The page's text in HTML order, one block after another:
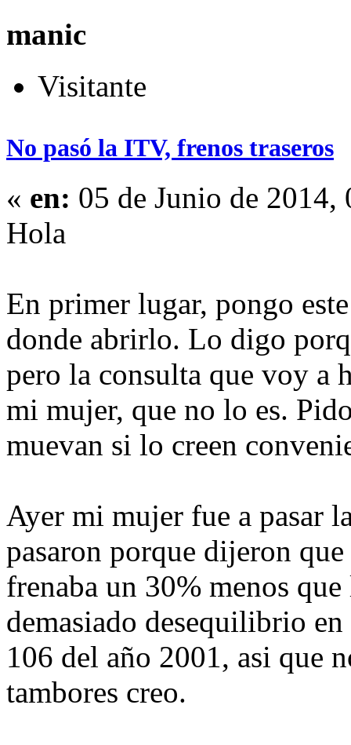
manic
Visitante
No pasó la ITV, frenos traseros
« en: 05 de Junio de 2014,
Hola
En primer lugar, pongo
donde abrirlo. Lo digo
pero la consulta que voy a
mi mujer, que no lo es.
muevan si lo creen
Ayer mi mujer fue a pasar
pasaron porque dijeron que
frenaba un 30% menos
demasiado desequilibrio
106 del año 2001, asi que
tambores creo.